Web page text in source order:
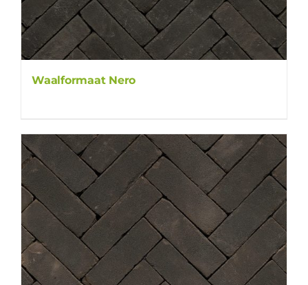
Waalformaat Nero